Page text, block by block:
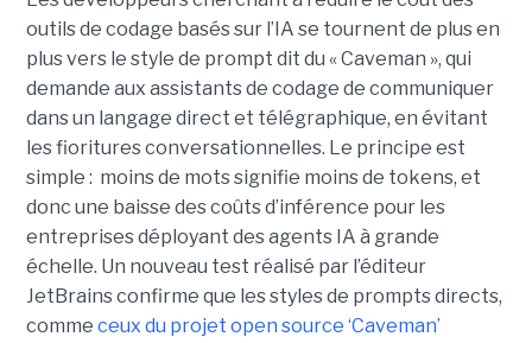
outils de codage basés sur l’IA se tournent de plus en
plus vers le style de prompt dit du « Caveman », qui
demande aux assistants de codage de communiquer
dans un langage direct et télégraphique, en évitant
les fioritures conversationnelles. Le principe est
simple : moins de mots signifie moins de tokens, et
donc une baisse des coûts d’inférence pour les
entreprises déployant des agents IA à grande
échelle. Un nouveau test réalisé par l’éditeur
JetBrains confirme que les styles de prompts directs,
comme ceux du projet open source ‘Caveman’